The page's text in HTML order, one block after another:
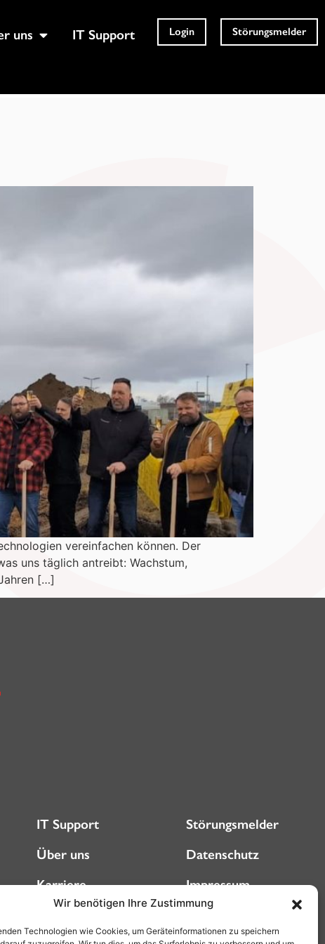
Wir benötigen Ihre Zustimmung
Technologien wie Cookies, um Geräteinformationen zu speichern
uns IT Support Login Störungsmelder
vereinfachen können. Der
uns täglich antreibt: Wachstum,
[…]
IT Support
Über uns
Karriere
Störungsmelder
Datenschutz
Impressum
AGB (Privatkunden)